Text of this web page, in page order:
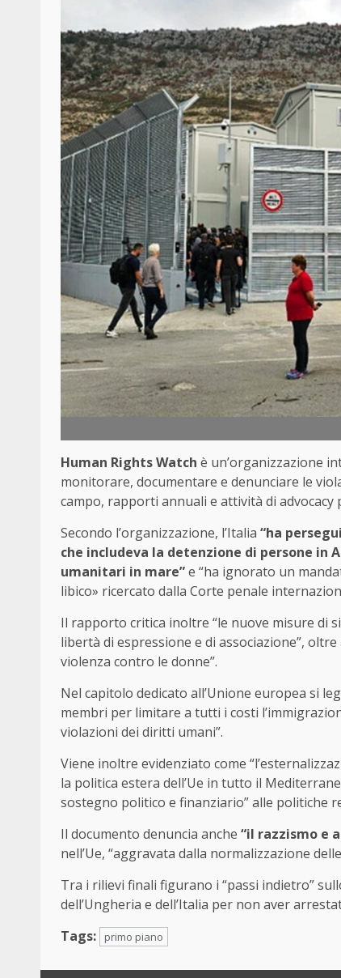
Human Rights Watch è un’organizzazione
monitorare, documentare e denunciare le
campo, rapporti annuali e attività di
Secondo l’organizzazione, l’Italia “ha
che includeva la detenzione di persone in
umanitari in mare”e “ha ignorato un
libico» ricercato dalla Corte penale
Il rapporto critica inoltre “le nuove misure di
libertà di espressione e di associazione”,
violenza contro le donne”.
Nel capitolo dedicato all’Unione europea si
membri per limitare a tutti i costi
violazioni dei diritti umani”.
Viene inoltre evidenziato come
la politica estera dell’Ue in tutto il
sostegno politico e finanziario” alle politiche
Il documento denuncia anche “il razzismo e
nell’Ue, “aggravata dalla normalizzazione
Tra i rilievi finali figurano i “passi indietro”
dell’Ungheria e dell’Italia per non aver
Tags:
primo piano